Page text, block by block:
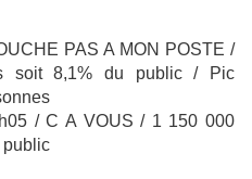
PAS A MON POSTE /
soit 8,1% du public / Pic
/ C A VOUS / 1 150 000
public